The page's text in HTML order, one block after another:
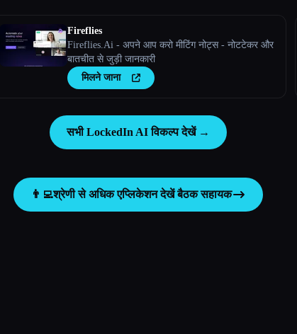
Fireflies
Fireflies.Ai - अपने आप करो मीटिंग नोट्स - नोटटेकर और
बातचीत से जुड़ी जानकारी
मिलने जाना
सभी LockedIn AI विकल्प देखें →
👨‍💻श्रेणी से अधिक एप्लिकेशन देखेंबैठक सहायक